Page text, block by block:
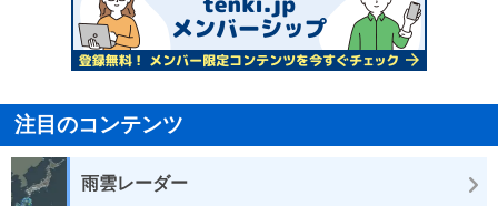
注目のコンテンツ
雨雲レーダー